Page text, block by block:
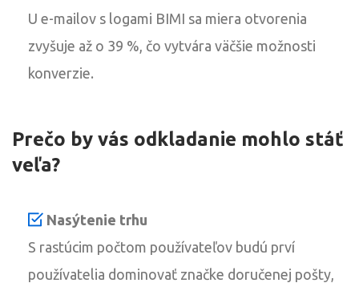
U e-mailov s logami BIMI sa miera otvorenia
zvyšuje až o 39 %, čo vytvára väčšie možnosti
konverzie.
Prečo by vás odkladanie mohlo stáť
veľa?
Nasýtenie trhu
S rastúcim počtom používateľov budú prví
používatelia dominovať značke doručenej pošty,